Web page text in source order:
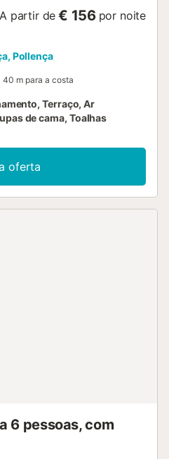
A partir de € 156 por noite
Pollença
40 m para a costa
Terraço, Ar
de cama, Toalhas
oferta
6 pessoas, com